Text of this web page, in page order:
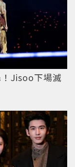
Jisoo下場滅